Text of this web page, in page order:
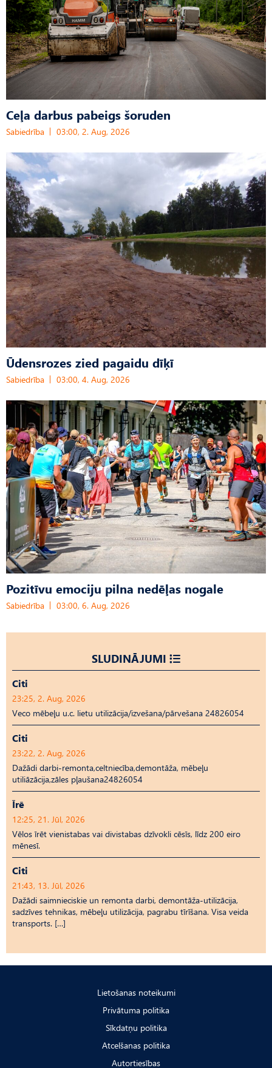
Ceļa darbus pabeigs šoruden
Sabiedrība 03:00, 2. Aug, 2026
Ūdensrozes zied pagaidu dīķī
Sabiedrība 03:00, 4. Aug, 2026
Pozitīvu emociju pilna nedēļas nogale
Sabiedrība 03:00, 6. Aug, 2026
SLUDINĀJUMI
Citi
23:25, 2. Aug, 2026
Veco mēbeļu u.c. lietu utilizācija/izvešana/pārvešana 24826054
Citi
23:22, 2. Aug, 2026
Dažādi darbi-remonta,celtniecība,demontāža, mēbeļu
utiliāzācija,zāles pļaušana24826054
Īrē
12:25, 21. Jūl, 2026
Vēlos īrēt vienistabas vai divistabas dzīvokli cēsīs, līdz 200 eiro
mēnesī.
Citi
21:43, 13. Jūl, 2026
Dažādi saimnieciskie un remonta darbi, demontāža-utilizācija,
sadzīves tehnikas, mēbeļu utilizācija, pagrabu tīrīšana. Visa veida
transports. […]
Lietošanas noteikumi
Privātuma politika
Sīkdatņu politika
Atcelšanas politika
Autortiesības